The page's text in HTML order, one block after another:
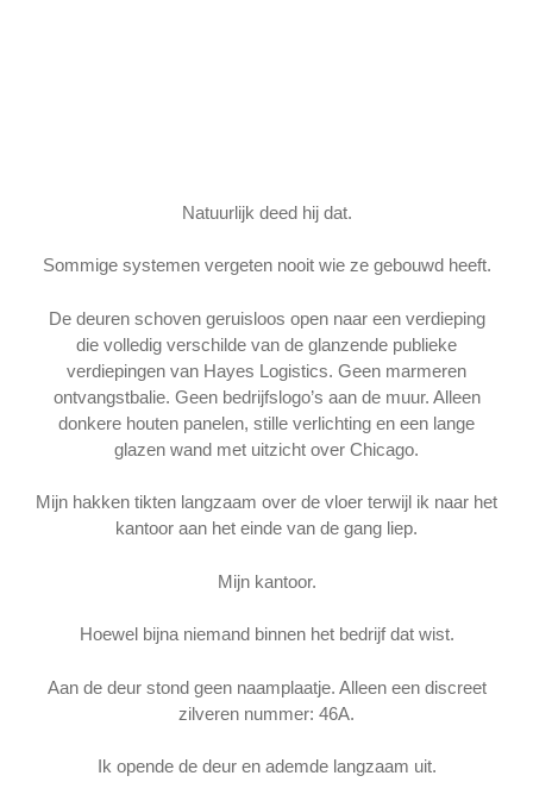
Natuurlijk deed hij dat.
Sommige systemen vergeten nooit wie ze gebouwd heeft.
De deuren schoven geruisloos open naar een verdieping
die volledig verschilde van de glanzende publieke
verdiepingen van Hayes Logistics. Geen marmeren
ontvangstbalie. Geen bedrijfslogo’s aan de muur. Alleen
donkere houten panelen, stille verlichting en een lange
glazen wand met uitzicht over Chicago.
Mijn hakken tikten langzaam over de vloer terwijl ik naar het
kantoor aan het einde van de gang liep.
Mijn kantoor.
Hoewel bijna niemand binnen het bedrijf dat wist.
Aan de deur stond geen naamplaatje. Alleen een discreet
zilveren nummer: 46A.
Ik opende de deur en ademde langzaam uit.